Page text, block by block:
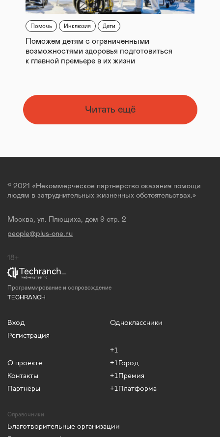
Помочь Инклюзия Дети
Поможем детям с ограниченными
возможностями здоровья подготовиться
к главной премьере в их жизни
Читать ещё
© 2021 «Некоммерческое партнерство оказания помощи
людям в затруднительных жизненных обстоятельствах.»
Москва, ул. Плющиха, дом 9 стр. 2
people@plus-one.ru
18+
Программирование и сопровождение
TECHRANCH
Вход
Регистрация
О проекте
Контакты
Партнёры
Одноклассники
+1
+1Город
+1Премия
+1Платформа
Справочники
Благотворительные организации